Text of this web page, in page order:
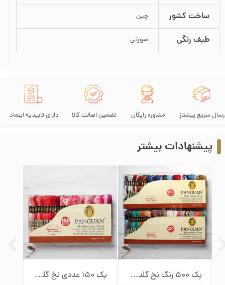
ساخت کشور چین
طیف رنگی صورتی
تضمین اصالت کالا مشاوره رایگان سریع پیشتاز دارای تاییدیه اینماد
پک 150 عددی نخ گلدوزی پنگوئن پک 500 رنگ نخ گلدوزی پنگوئن
پیشنهادات بیشتر